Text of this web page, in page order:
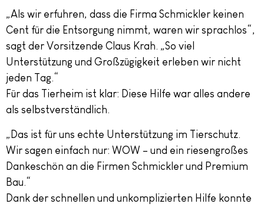
„Als wir erfuhren, dass die Firma Schmickler keinen
Cent für die Entsorgung nimmt, waren wir sprachlos“,
sagt der Vorsitzende Claus Krah. „So viel
Unterstützung und Großzügigkeit erleben wir nicht
jeden Tag.“
Für das Tierheim ist klar: Diese Hilfe war alles andere
als selbstverständlich.
„Das ist für uns echte Unterstützung im Tierschutz.
Wir sagen einfach nur: WOW – und ein riesengroßes
Dankeschön an die Firmen Schmickler und Premium
Bau.“
Dank der schnellen und unkomplizierten Hilfe konnte